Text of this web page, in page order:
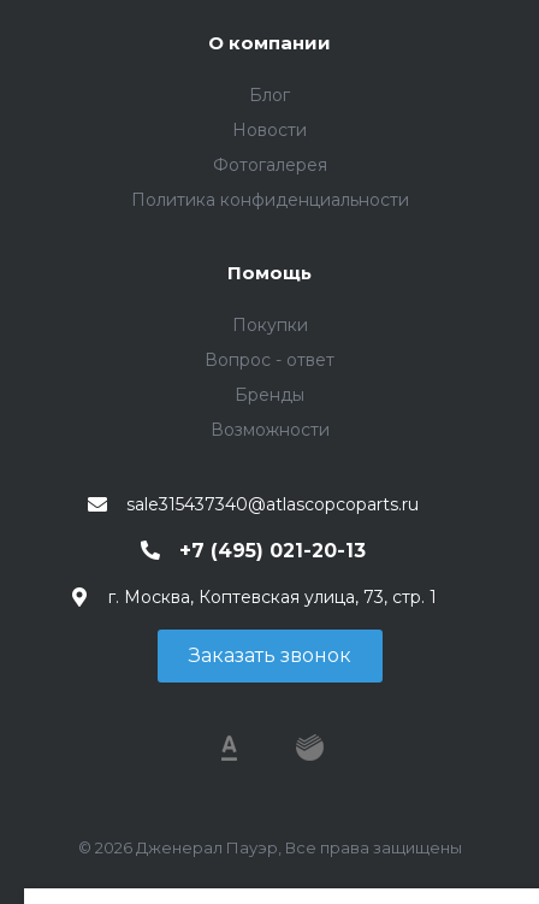
О компании
Блог
Новости
Фотогалерея
Политика конфиденциальности
Помощь
Покупки
Вопрос - ответ
Бренды
Возможности
sale315437340@atlascopcoparts.ru
+7 (495) 021-20-13
г. Москва, Коптевская улица, 73, стр. 1
Заказать звонок
© 2026 Дженерал Пауэр, Все права защищены